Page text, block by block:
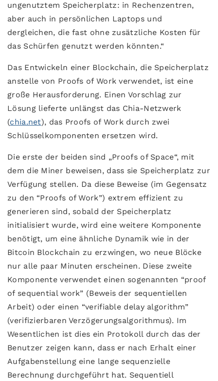
ungenutztem Speicherplatz: in Rechenzentren,
aber auch in persönlichen Laptops und
dergleichen, die fast ohne zusätzliche Kosten für
das Schürfen genutzt werden könnten.“
Das Entwickeln einer Blockchain, die Speicherplatz
anstelle von Proofs of Work verwendet, ist eine
große Herausforderung. Einen Vorschlag zur
Lösung lieferte unlängst das Chia-Netzwerk
(chia.net), das Proofs of Work durch zwei
Schlüsselkomponenten ersetzen wird.
Die erste der beiden sind „Proofs of Space“, mit
dem die Miner beweisen, dass sie Speicherplatz zur
Verfügung stellen. Da diese Beweise (im Gegensatz
zu den “Proofs of Work”) extrem effizient zu
generieren sind, sobald der Speicherplatz
initialisiert wurde, wird eine weitere Komponente
benötigt, um eine ähnliche Dynamik wie in der
Bitcoin Blockchain zu erzwingen, wo neue Blöcke
nur alle paar Minuten erscheinen. Diese zweite
Komponente verwendet einen sogenannten “proof
of sequential work” (Beweis der sequentiellen
Arbeit) oder einen “verifiable delay algorithm”
(verifizierbaren Verzögerungsalgorithmus). Im
Wesentlichen ist dies ein Protokoll durch das der
Benutzer zeigen kann, dass er nach Erhalt einer
Aufgabenstellung eine lange sequenzielle
Berechnung durchgeführt hat. Sequentiell